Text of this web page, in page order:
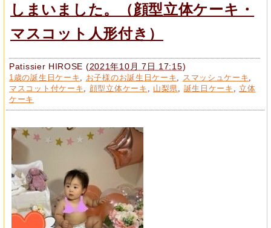
しまいました。（顔型立体ケーキ・
マスコット人形付き）
Patissier HIROSE (2021年10月 7日 17:15)
1歳の誕生日ケーキ お子様のお誕生日ケーキ スマッシュケーキ
マスコット付ケーキ
顔型立体ケーキ 山梨県 誕生日ケーキ
立体
ケーキ